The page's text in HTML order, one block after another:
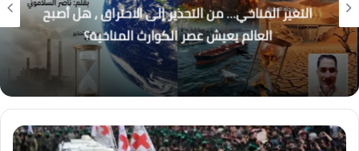
التغير المناخي… من التحذير إلى الاحتراق ، هل أصبح
العالم يعيش عصر الكوارث المناخية؟